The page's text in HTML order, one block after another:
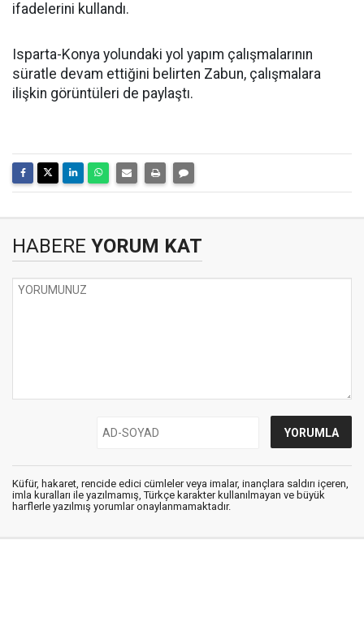
ifadelerini kullandı.
Isparta-Konya yolundaki yol yapım çalışmalarının
süratle devam ettiğini belirten Zabun, çalışmalara
ilişkin görüntüleri de paylaştı.
HABERE YORUM KAT
Küfür, hakaret, rencide edici cümleler veya imalar, inançlara saldırı içeren,
imla kuralları ile yazılmamış, Türkçe karakter kullanılmayan ve büyük
harflerle yazılmış yorumlar onaylanmamaktadır.